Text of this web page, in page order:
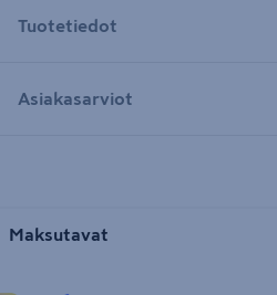
Tuotetiedot
Asiakasarviot
Maksutavat